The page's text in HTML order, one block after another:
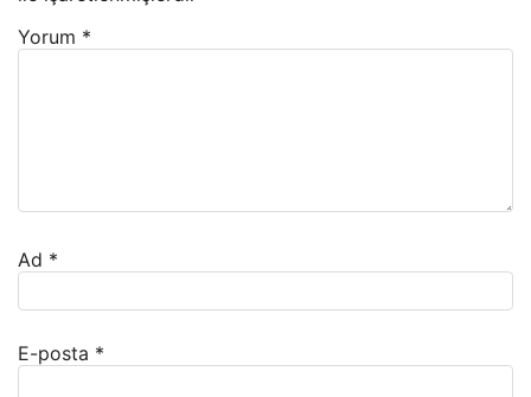
Yorum *
Ad *
E-posta *